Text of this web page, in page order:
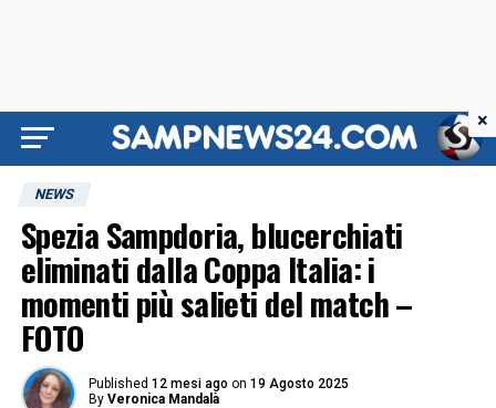
NEWS
Spezia Sampdoria, blucerchiati
eliminati dalla Coppa Italia: i
momenti più salieti del match –
FOTO
Published 12 mesi ago on 19 Agosto 2025
By Veronica Mandalà
×